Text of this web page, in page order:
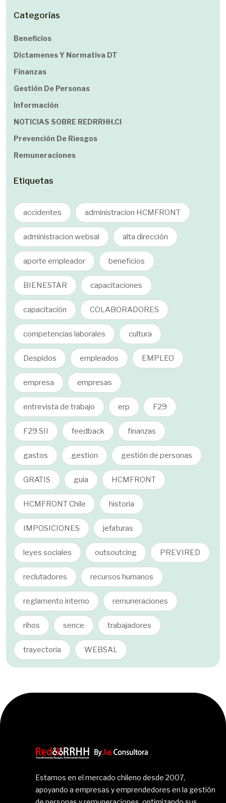
Categorías
Beneficios
Dictamenes Y Normativa DT
Finanzas
Gestión De Personas
Información
NOTICIAS SOBRE REDRRHH.cl
Prevención De Riesgos
Remuneraciones
Etiquetas
accidentes administracion HCMFRONT
administracion websal alta dirección
aporte empleador beneficios
BIENESTAR capacitaciones
capacitación COLABORADORES
competencias laborales cultura
Despidos empleados EMPLEO
empresa empresas
entrevista de trabajo erp F29
F29 SII feedback finanzas
gastos gestion gestión de personas
GRATIS guia HCMFRONT
HCMFRONT Chile historia
IMPOSICIONES jefaturas
leyes sociales outsoutcing PREVIRED
reclutadores recursos humanos
reglamento interno remuneraciones
rihos sence trabajadores
trayectoria WEBSAL
Estamos en el mercado chileno desde 2007,
apoyando a empresas y emprendedores en la gestión